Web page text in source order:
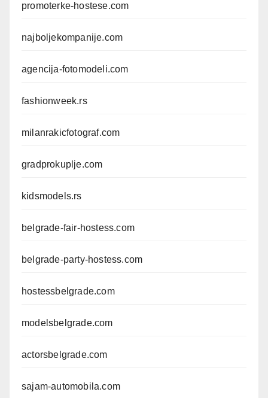
promoterke-hostese.com
najboljekompanije.com
agencija-fotomodeli.com
fashionweek.rs
milanrakicfotograf.com
gradprokuplje.com
kidsmodels.rs
belgrade-fair-hostess.com
belgrade-party-hostess.com
hostessbelgrade.com
modelsbelgrade.com
actorsbelgrade.com
sajam-automobila.com